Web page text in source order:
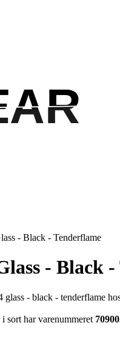
- Black - Tenderflame
- Black
- black - tenderflame
sort har varenummeret